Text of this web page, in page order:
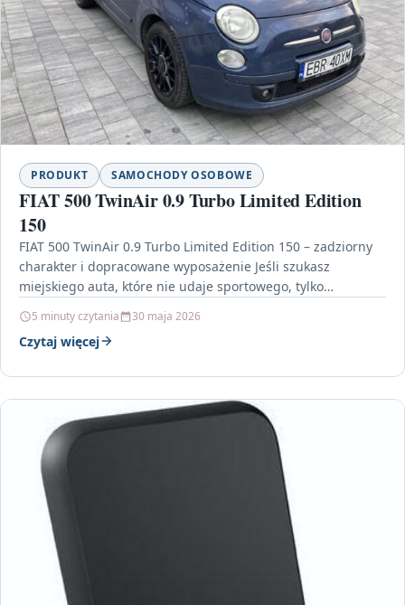
PRODUKT SAMOCHODY OSOBOWE
FIAT 500 TwinAir 0.9 Turbo Limited Edition
150
FIAT 500 TwinAir 0.9 Turbo Limited Edition 150 – zadziorny
charakter i dopracowane wyposażenie Jeśli szukasz
miejskiego auta, które nie udaje sportowego, tylko
5 minuty czytania 30 maja 2026
Czytaj więcej